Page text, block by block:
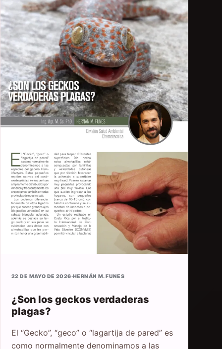
22 DE MAYO DE 2026·HERNÁN M. FUNES
¿Son los geckos verdaderas
plagas?
El “Gecko”, “geco” o “lagartija de pared” es
como normalmente denominamos a las